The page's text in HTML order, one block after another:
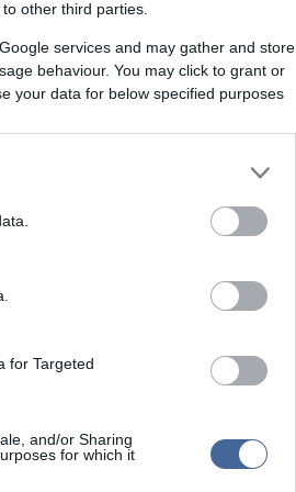
other third parties.
services and may gather and store
behaviour. You may click to grant or
your data for below specified purposes
for Targeted
and/or Sharing
for which it
is
a sztár
t is ő
CBS
Aki
a